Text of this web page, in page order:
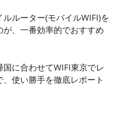
ルーター(モバイルWIFI)を
が、一番効率的でおすすめ
に合わせてWIFI東京でレ
使い勝手を徹底レポート